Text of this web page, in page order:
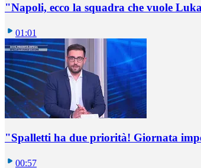
"Napoli, ecco la squadra che vuole
01:01
"Spalletti ha due priorità! Giornata
00:57